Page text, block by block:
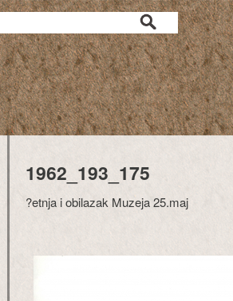
1962_193_175
?etnja i obilazak Muzeja 25.maj